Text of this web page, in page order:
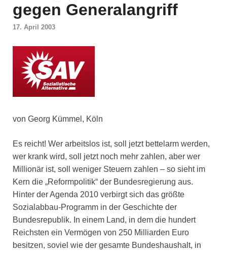
gegen Generalangriff
17. April 2003
von Georg Kümmel, Köln
Es reicht! Wer arbeitslos ist, soll jetzt bettelarm werden,
wer krank wird, soll jetzt noch mehr zahlen, aber wer
Millionär ist, soll weniger Steuern zahlen – so sieht im
Kern die „Reformpolitik“ der Bundesregierung aus.
Hinter der Agenda 2010 verbirgt sich das größte
Sozialabbau-Programm in der Geschichte der
Bundesrepublik. In einem Land, in dem die hundert
Reichsten ein Vermögen von 250 Milliarden Euro
besitzen, soviel wie der gesamte Bundeshaushalt, in